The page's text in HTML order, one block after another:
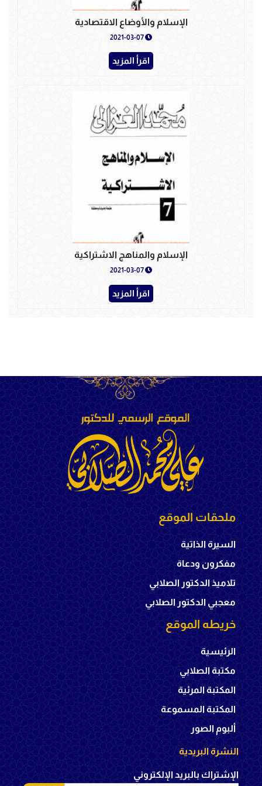
الإسلام والأوضاع الاقتصادية
اقرأ المزيد
الإسلام والمناهج الاشتراكية
اقرأ المزيد
ملحقات الموقع
السيرة الذاتية
مفكرون ودعاة
تلاميذ الدكتور الصلابي
معجبي الدكتور الصلابي
خريطه الموقع
الرئيسية
مكتبة الصلابي
المكتبة المرئية
المكتبة المسموعة
ألبوم الصور
النشرة البريدية
الإشتراك بالبريد الإلكتروني